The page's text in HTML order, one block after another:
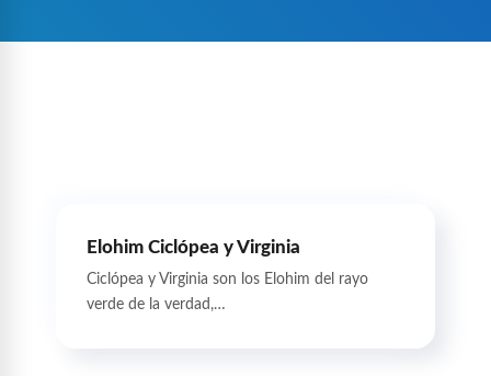
Elohim Ciclópea y Virginia
Ciclópea y Virginia son los Elohim del rayo
verde de la verdad,…